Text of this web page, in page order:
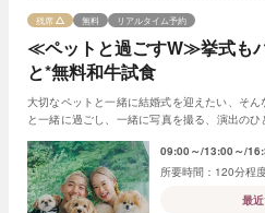
≪ペットと過ごすW≫挙式も
と*無料和牛試食
残席 無料 リアルタイム予約
大切なペットと一緒に結婚式を迎えたい、そ
と一緒に過ごし、一緒に写真を撮る、演出の
09:00～ 13:00～
120分程
最